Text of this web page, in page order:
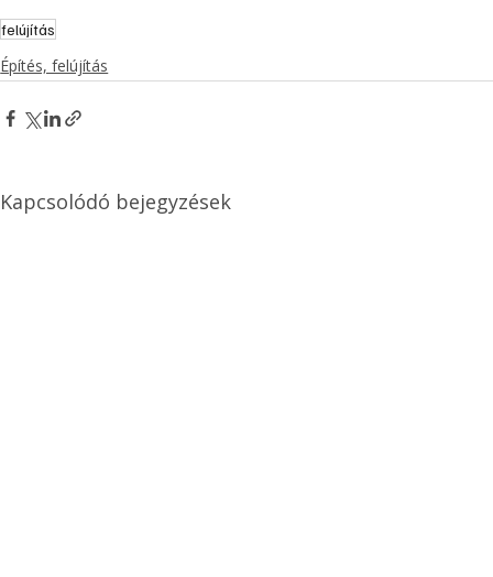
felújítás
Építés, felújítás
Kapcsolódó bejegyzések